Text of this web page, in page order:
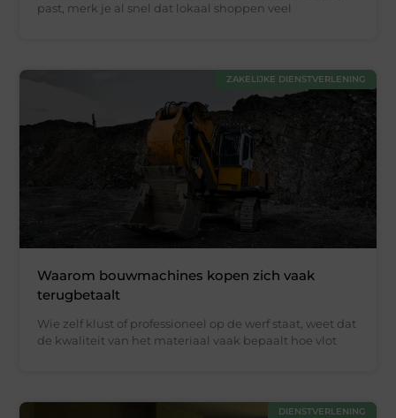
past, merk je al snel dat lokaal shoppen veel
ZAKELIJKE DIENSTVERLENING
Waarom bouwmachines kopen zich vaak
terugbetaalt
Wie zelf klust of professioneel op de werf staat, weet dat
de kwaliteit van het materiaal vaak bepaalt hoe vlot
DIENSTVERLENING